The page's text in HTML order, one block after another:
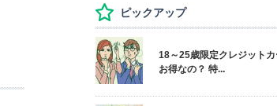
ピックアップ
18～25歳限定クレジット
お得なの？ 特...